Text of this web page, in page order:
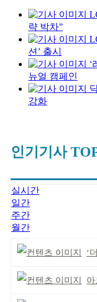
략 박차”
션’ 출시
‘
뉴얼 캠페인
강화
인기기사
실시간
일간
주간
월간
‘
아